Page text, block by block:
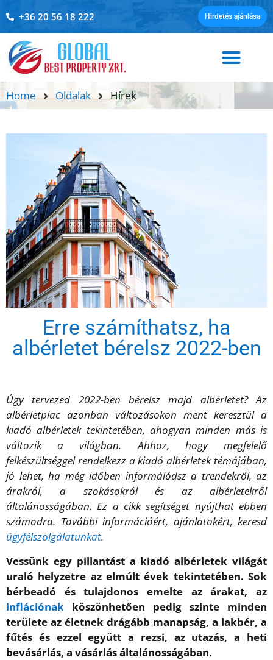
+36 20 56 18 222 Hirdetés ajánlása
Home Oldalak Hírek
Erre számíthatsz, ha
albérletet bérelsz 2022-ben
Úgy tervezed 2022-ben bérelsz majd albérletet? Az
albérletpiac azonban változásokon ment keresztül a
kiadó albérletek tekintetében, ahogyan minden más is
változik a világban. Ahhoz, hogy megfelelő
felkészültséggel rendelkezz a kiadó albérletek témájában,
jó lehet, ha még időben informálódsz a trendekről, az
árakról, a szokásokról és az albérletekről
általánosságában. Ez a cikk segítséget nyújthat ebben
számodra. További információért, ajánlatokért, keresd
ügyfélszolgálatunkat.
Vessünk egy pillantást a kiadó albérletek világát
uraló helyzetre az elmúlt évek tekintetében. Sok
bérbeadó és tulajdonos emelte az árakat, az
inflációnak köszönhetően pedig szinte minden
területe az életnek drágább manapság, a lakbér, a
fűtés és ezzel együtt a rezsi, az utazás, a heti
bevásárlás, a vásárlás általánosságában.